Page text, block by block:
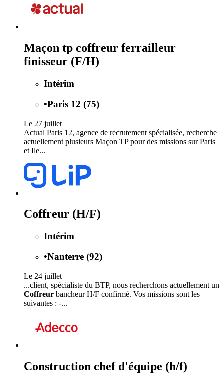
Maçon tp coffreur ferrailleur
finisseur (F/H)
Intérim
•Paris 12 (75)
Le 27 juillet
Actual Paris 12, agence de recrutement spécialisée, recherche
actuellement plusieurs Maçon TP pour des missions sur Paris
et Ile...
Coffreur (H/F)
Intérim
•Nanterre (92)
Le 24 juillet
...client, spécialiste du BTP, nous recherchons actuellement un
Coffreur bancheur H/F confirmé. Vos missions sont les
suivantes : -...
Construction chef d'équipe (h/f)